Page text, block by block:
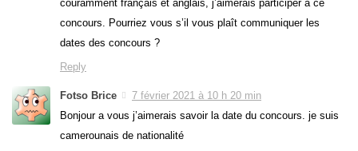
couramment français et anglais, j’aimerais participer à ce
concours. Pourriez vous s’il vous plaît communiquer les
dates des concours ?
Reply
Fotso Brice
7 février 2021 à 10 h 20 min
Bonjour a vous j’aimerais savoir la date du concours. je suis
camerounais de nationalité